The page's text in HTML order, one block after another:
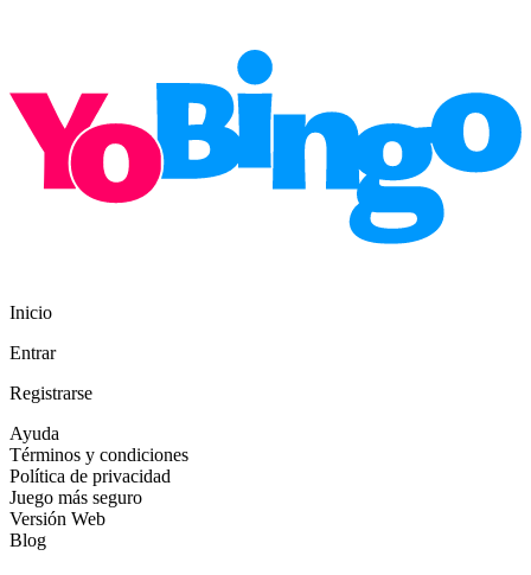
Inicio
Entrar
Registrarse
Ayuda
Términos y condiciones
Política de privacidad
Juego más seguro
Versión Web
Blog